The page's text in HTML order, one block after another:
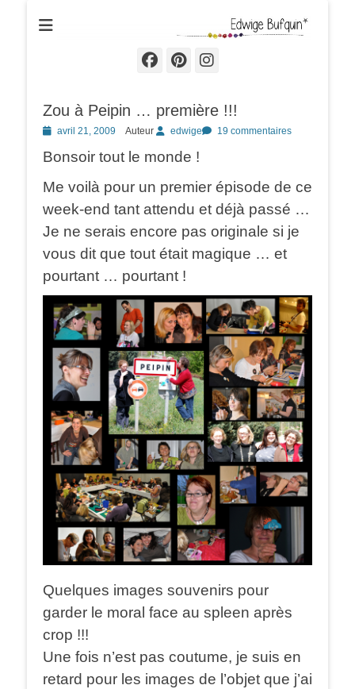
Edwige Bufquin
Facebook
Pinterest
Instagram
Zou à Peipin … première !!!
Postedavril 21, 2009 Auteur edwige 19 commentaires
Bonsoir tout le monde !
Me voilà pour un premier épisode de ce
week-end tant attendu et déjà passé …
Je ne serais encore pas originale si je
vous dit que tout était magique … et
pourtant … pourtant !
Quelques images souvenirs pour
garder le moral face au spleen après
crop !!!
Une fois n’est pas coutume, je suis en
retard pour les images de l’objet que j’ai